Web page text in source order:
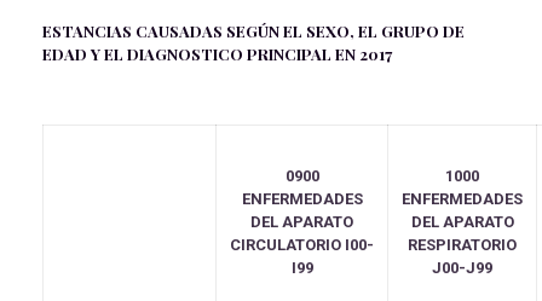
ESTANCIAS CAUSADAS SEGÚN EL SEXO, EL GRUPO DE
EDAD Y EL DIAGNOSTICO PRINCIPAL EN 2017
0900
ENFERMEDADES
DEL APARATO
CIRCULATORIO I00-
I99
1000
ENFERMEDADES
DEL APARATO
RESPIRATORIO
J00-J99